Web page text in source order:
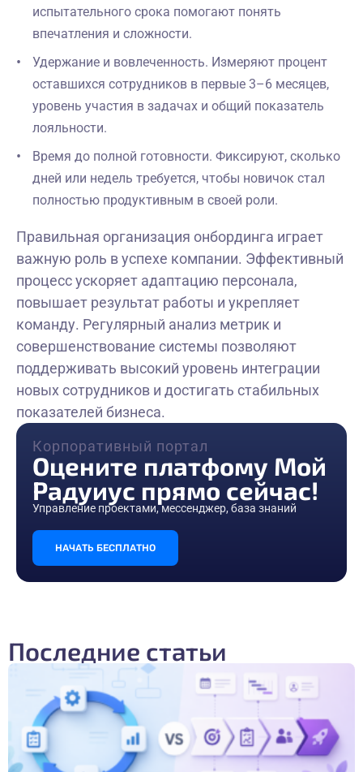
испытательного срока помогают понять
впечатления и сложности.
Удержание и вовлеченность. Измеряют процент
оставшихся сотрудников в первые 3–6 месяцев,
уровень участия в задачах и общий показатель
лояльности.
Время до полной готовности. Фиксируют, сколько
дней или недель требуется, чтобы новичок стал
полностью продуктивным в своей роли.
Правильная организация онбординга играет
важную роль в успехе компании. Эффективный
процесс ускоряет адаптацию персонала,
повышает результат работы и укрепляет
команду. Регулярный анализ метрик и
совершенствование системы позволяют
поддерживать высокий уровень интеграции
новых сотрудников и достигать стабильных
показателей бизнеса.
Корпоративный портал
Оцените платфому Мой
Радуиус прямо сейчас!
Управление проектами, мессенджер, база знаний
НАЧАТЬ БЕСПЛАТНО
Последние статьи